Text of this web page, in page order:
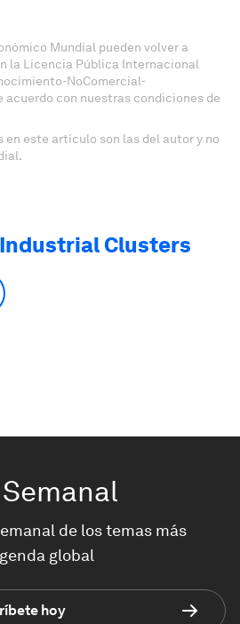
Mundial pueden volver a
la Licencia Pública Internacional
NoComercial-
acuerdo con nuestras condiciones de
en este artículo son las del autor y no
Clusters
Semanal
de los temas más
global
hoy